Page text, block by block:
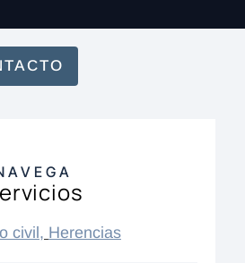
civil , Herencias